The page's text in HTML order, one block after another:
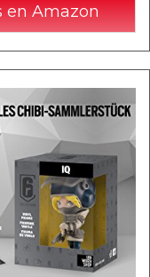
en Amazon